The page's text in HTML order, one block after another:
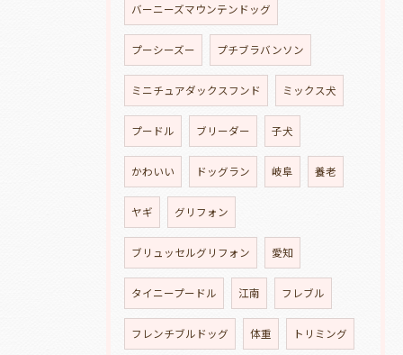
バーニーズマウンテンドッグ
プーシーズー プチブラバンソン
ミニチュアダックスフンド ミックス犬
プードル ブリーダー 子犬
かわいい ドッグラン 岐阜 養老
ヤギ グリフォン
ブリュッセルグリフォン 愛知
タイニープードル 江南 フレブル
フレンチブルドッグ 体重 トリミング